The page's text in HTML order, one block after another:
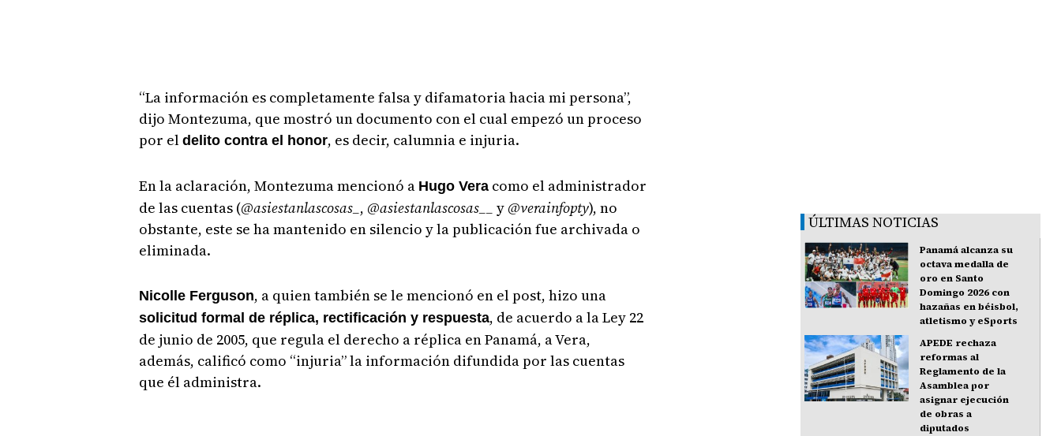
“La información es completamente falsa y difamatoria hacia mi persona”,
dijo Montezuma, que mostró un documento con el cual empezó un proceso
por el delito contra el honor, es decir, calumnia e injuria.
En la aclaración, Montezuma mencionó a Hugo Veracomo el administrador
de las cuentas (@asiestanlascosas_ , @asiestanlascosas__ y @verainfopty), no
obstante, este se ha mantenido en silencio y la publicación fue archivada o
eliminada.
Nicolle Ferguson, a quien también se le mencionó en el post, hizo una
solicitud formal de réplica, rectificación y respuesta, de acuerdo a la Ley 22
de junio de 2005, que regula el derecho a réplica en Panamá, a Vera,
además, calificó como “injuria” la información difundida por las cuentas
que él administra.
ÚLTIMAS NOTICIAS
Panamá alcanza su
octava medalla de
oro en Santo
Domingo 2026 con
hazañas en béisbol,
atletismo y eSports
APEDE rechaza
reformas al
Reglamento de la
Asamblea por
asignar ejecución
de obras a
diputados